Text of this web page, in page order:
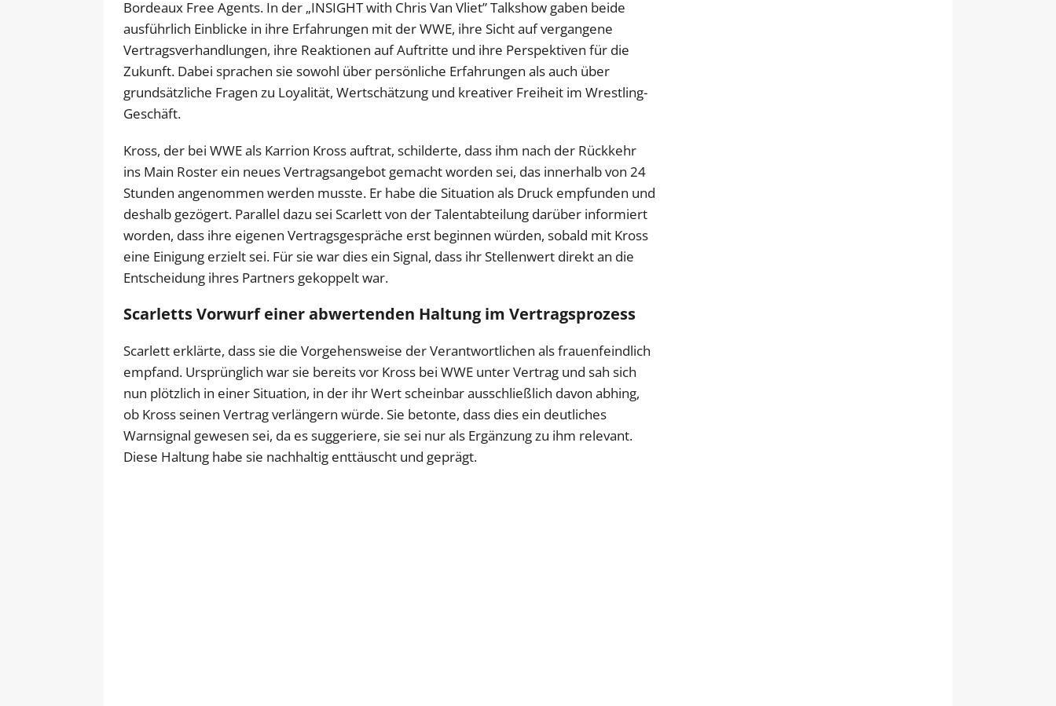
Bordeaux Free Agents. In der „INSIGHT with Chris Van Vliet” Talkshow gaben beide
ausführlich Einblicke in ihre Erfahrungen mit der WWE, ihre Sicht auf vergangene
Vertragsverhandlungen, ihre Reaktionen auf Auftritte und ihre Perspektiven für die
Zukunft. Dabei sprachen sie sowohl über persönliche Erfahrungen als auch über
grundsätzliche Fragen zu Loyalität, Wertschätzung und kreativer Freiheit im Wrestling-
Geschäft.
Kross, der bei WWE als Karrion Kross auftrat, schilderte, dass ihm nach der Rückkehr
ins Main Roster ein neues Vertragsangebot gemacht worden sei, das innerhalb von 24
Stunden angenommen werden musste. Er habe die Situation als Druck empfunden und
deshalb gezögert. Parallel dazu sei Scarlett von der Talentabteilung darüber informiert
worden, dass ihre eigenen Vertragsgespräche erst beginnen würden, sobald mit Kross
eine Einigung erzielt sei. Für sie war dies ein Signal, dass ihr Stellenwert direkt an die
Entscheidung ihres Partners gekoppelt war.
Scarletts Vorwurf einer abwertenden Haltung im Vertragsprozess
Scarlett erklärte, dass sie die Vorgehensweise der Verantwortlichen als frauenfeindlich
empfand. Ursprünglich war sie bereits vor Kross bei WWE unter Vertrag und sah sich
nun plötzlich in einer Situation, in der ihr Wert scheinbar ausschließlich davon abhing,
ob Kross seinen Vertrag verlängern würde. Sie betonte, dass dies ein deutliches
Warnsignal gewesen sei, da es suggeriere, sie sei nur als Ergänzung zu ihm relevant.
Diese Haltung habe sie nachhaltig enttäuscht und geprägt.